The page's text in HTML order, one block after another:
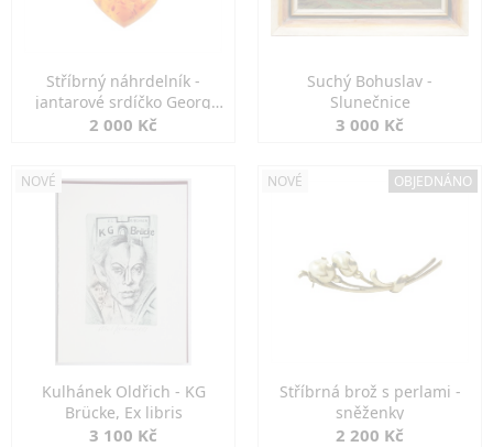
Stříbrný náhrdelník -
jantarové srdíčko Georg
Kramer
2 000 Kč
Suchý Bohuslav -
Slunečnice
3 000 Kč
NOVÉ
Kulhánek Oldřich - KG
Brücke, Ex libris
3 100 Kč
NOVÉ OBJEDNÁNO
Stříbrná brož s perlami -
sněženky
2 200 Kč